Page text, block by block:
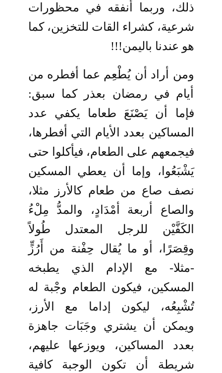
ذلك، وربما أنفقه في محظورات
شرعية، كشراء القات للتخزين، كما
هو عندنا باليمن!!!
ومن أراد أن يُطْعِم عما أفطره من
أيام في رمضان بعذر كما سبق:
فإما أن يَصْنَعَ طعاما يكفي عدد
المساكين بعدد الأيام التي أفطرها،
فيجمعهم على الطعام، فيأكلوا حتى
يَشْبَعُوا، وإما أن يعطي المسكين
نصف صاع من طعام كالأرز مثلا،
والصاع أربعة أمْدَادٍ، والمدُّ مِلْءُ
الكَفَّيْن للرجل المعتدل طُولاً
وقِصَرًا، أو ما يُقال حِفْنة من أَرُزٍّ
-مثلا- مع الإدام الذي يطبخه
المسكين، فيكون الطعام وجْبة له
تُشْبِعُه، ليكون إداما مع الأرز،
ويمكن أن يشتري وجَبَات جاهزة
بعدد المساكين، ويوزعها عليهم،
شريطة أن تكون الوجبة كافية